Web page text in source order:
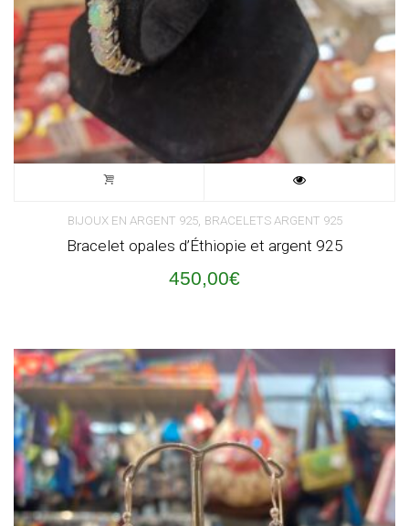
BIJOUX EN ARGENT 925, BRACELETS ARGENT 925
Bracelet opales d’Éthiopie et argent 925
450,00€